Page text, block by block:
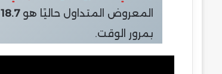
المعروض المتداول حاليًا هو18.7 مليون عملة فقط
بمرور الوقت.